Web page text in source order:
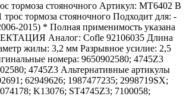
тормоза стояночного Артикул: MT6402 В
трос тормоза стояночного Подходит для: -
2015) * Полная применимость указана
Аналог: Cofle 92106035 Длина
жилы: 3,2 мм Разрывное усилие: 2,5
номера: 9650902580; 4745Z3
4745Z3 Альтернативные артикулы
62949626; 1987477235; 2998719SX;
K13076; ST4745Z3; 7100058;